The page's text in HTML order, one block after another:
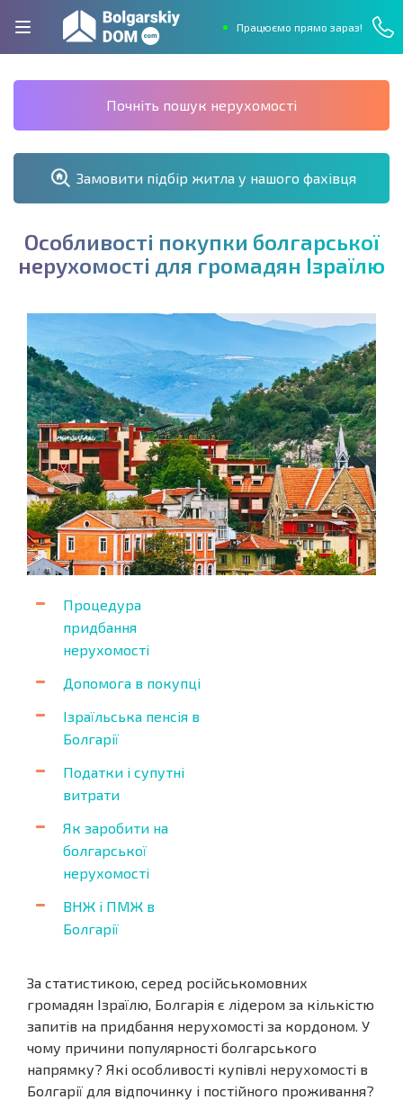
Працюємо прямо зараз!
Почніть пошук нерухомості
Замовити підбір житла у нашого фахівця
Особливості покупки болгарської
нерухомості для громадян Ізраїлю
Процедура
придбання
нерухомості
Допомога в покупці
Ізраїльська пенсія в
Болгарії
Податки і супутні
витрати
Як заробити на
болгарської
нерухомості
ВНЖ і ПМЖ в
Болгарії
За статистикою, серед російськомовних
громадян Ізраїлю, Болгарія є лідером за кількістю
запитів на придбання нерухомості за кордоном. У
чому причини популярності болгарського
напрямку? Які особливості купівлі нерухомості в
Болгарії для відпочинку і постійного проживання?